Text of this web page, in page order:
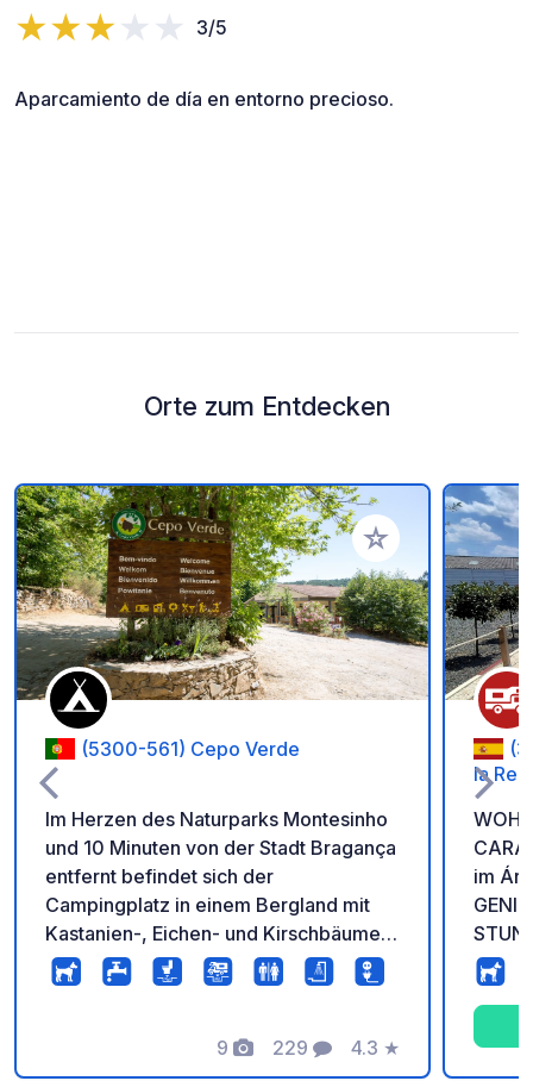
3/5
Aparcamiento de día en entorno precioso.
Orte zum Entdecken
Zu Ihren Favoriten
(5300-561) Cepo Verde
Im Herzen des Naturparks Montesinho
und 10 Minuten von der Stadt Bragança
entfernt befindet sich der
Campingplatz in einem Bergland mit
Kastanien-, Eichen- und Kirschbäumen
an einem Ort, der als antike römische
Kolonie anerkannt ist. Der
Räume mit reichlich Schatten, eine Bar
und ein ganzjährig geöffnetes
9
Fotos
229
Kommentare
4.3
Bewertung
★
la
im
IN.
0:00 Uhr)